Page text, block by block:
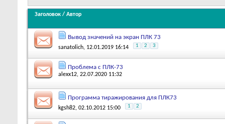
Заголовок / Автор
Вывод значений на экран ПЛК 73
sanatolich, 12.01.2019 16:14 1 2 3
Проблема с ПЛК-73
alexx12, 22.07.2020 11:32
Программа тиражирования для ПЛК73
kgsh82, 02.10.2012 15:00 1 2